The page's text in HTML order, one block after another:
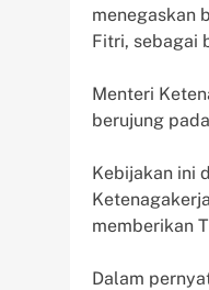
menegaskan
Fitri, sebagai
Menteri
berujung
Kebijakan ini
memberikan
Dalam